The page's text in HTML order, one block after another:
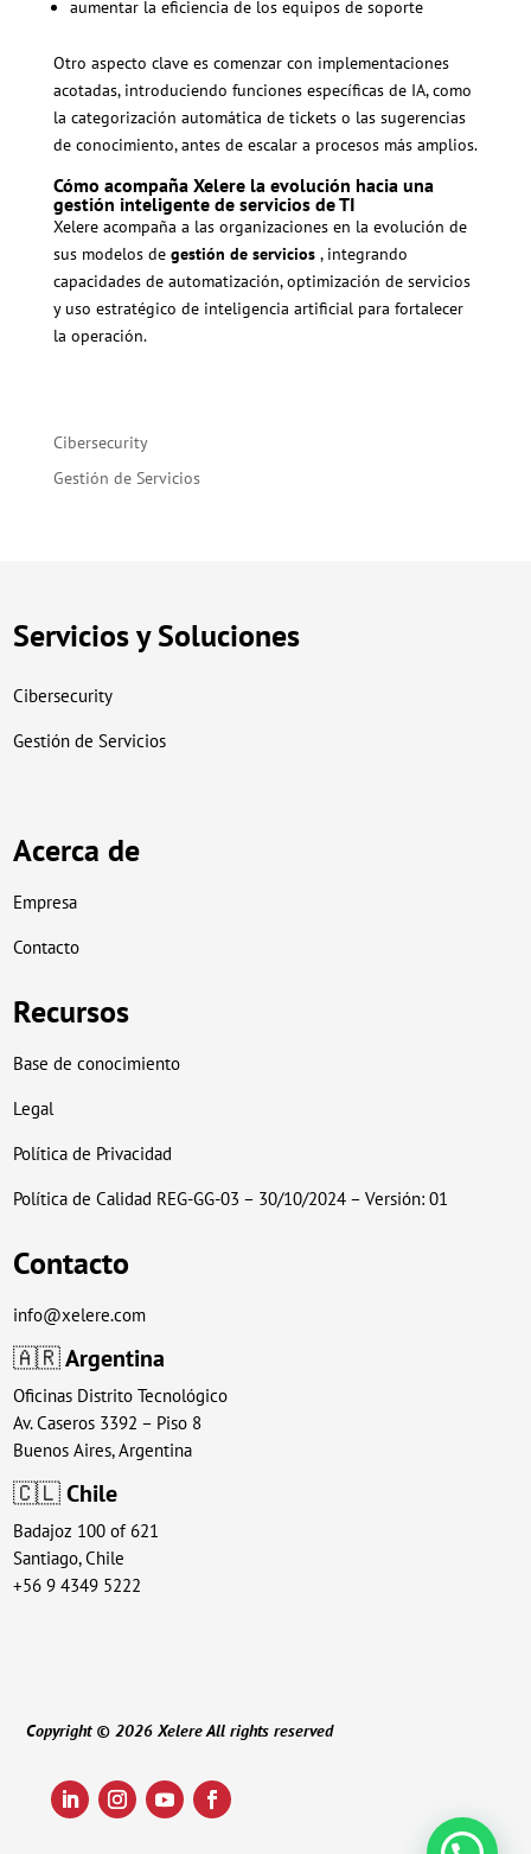
aumentar la eficiencia de los equipos de soporte
Otro aspecto clave es comenzar con implementaciones
acotadas, introduciendo funciones específicas de IA, como
la categorización automática de tickets o las sugerencias
de conocimiento, antes de escalar a procesos más amplios.
Cómo acompaña Xelere la evolución hacia una
gestión inteligente de servicios de TI
Xelere acompaña a las organizaciones en la evolución de
sus modelos de gestión de servicios , integrando
capacidades de automatización, optimización de servicios
y uso estratégico de inteligencia artificial para fortalecer
la operación.
Cibersecurity
Gestión de Servicios
Servicios y Soluciones
Cibersecurity
Gestión de Servicios
Acerca de
Empresa
Contacto
Recursos
Base de conocimiento
Legal
Política de Privacidad
Política de Calidad REG-GG-03 – 30/10/2024 – Versión: 01
Contacto
info@xelere.com
🇦🇷Argentina
Oficinas Distrito Tecnológico
Av. Caseros 3392 – Piso 8
Buenos Aires, Argentina
🇨🇱 Chile
Badajoz 100 of 621
Santiago, Chile
+56 9 4349 5222
Copyright © 2026 Xelere All rights reserved